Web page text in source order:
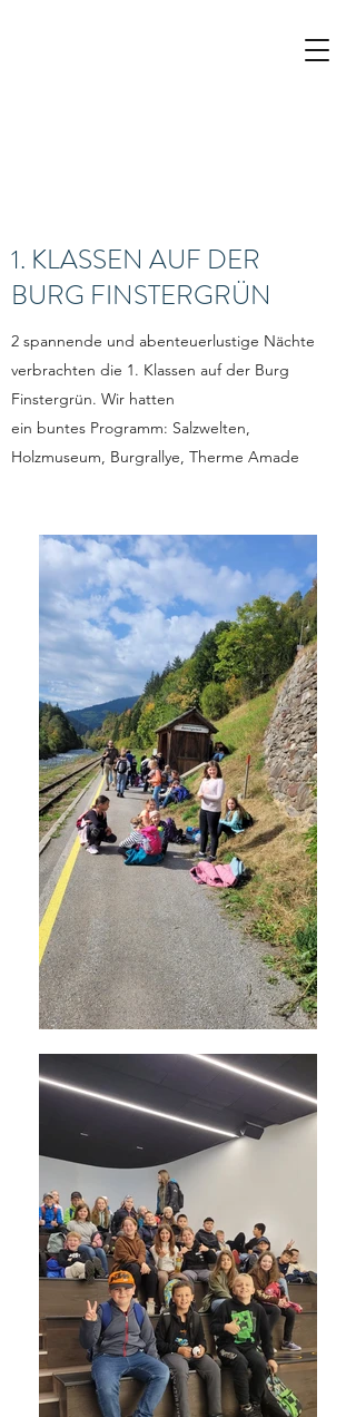
1. KLASSEN AUF DER
BURG FINSTERGRÜN
2 spannende und abenteuerlustige Nächte
verbrachten die 1. Klassen auf der Burg
Finstergrün. Wir hatten
ein buntes Programm: Salzwelten,
Holzmuseum, Burgrallye, Therme Amade